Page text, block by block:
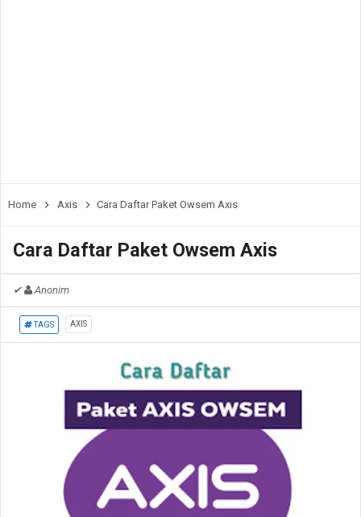
Home Axis Cara Daftar Paket Owsem Axis
Cara Daftar Paket Owsem Axis
✔ Anonim
TAGS AXIS